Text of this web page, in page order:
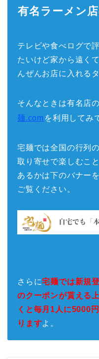
有名ラーメン
テレビや食べログで
たいけど家から遠く
んぜんお店に入れる
そんなときは有名店
麺.com を利用してみ
宅麺では全国の行列
取り寄せで楽しむこ
あるかは下のバナー
ご覧ください。
さらに宅麺では新規
のクーポンが貰える
くと毎月1人に5000
りますよ。